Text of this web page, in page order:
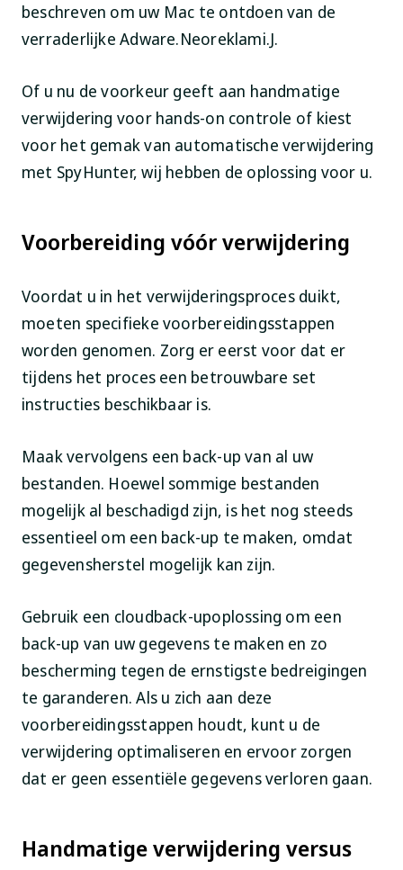
beschreven om uw Mac te ontdoen van de
verraderlijke Adware.Neoreklami.J.
Of u nu de voorkeur geeft aan handmatige
verwijdering voor hands-on controle of kiest
voor het gemak van automatische verwijdering
met SpyHunter, wij hebben de oplossing voor u.
Voorbereiding vóór verwijdering
Voordat u in het verwijderingsproces duikt,
moeten specifieke voorbereidingsstappen
worden genomen. Zorg er eerst voor dat er
tijdens het proces een betrouwbare set
instructies beschikbaar is.
Maak vervolgens een back-up van al uw
bestanden. Hoewel sommige bestanden
mogelijk al beschadigd zijn, is het nog steeds
essentieel om een back-up te maken, omdat
gegevensherstel mogelijk kan zijn.
Gebruik een cloudback-upoplossing om een
back-up van uw gegevens te maken en zo
bescherming tegen de ernstigste bedreigingen
te garanderen. Als u zich aan deze
voorbereidingsstappen houdt, kunt u de
verwijdering optimaliseren en ervoor zorgen
dat er geen essentiële gegevens verloren gaan.
Handmatige verwijdering versus